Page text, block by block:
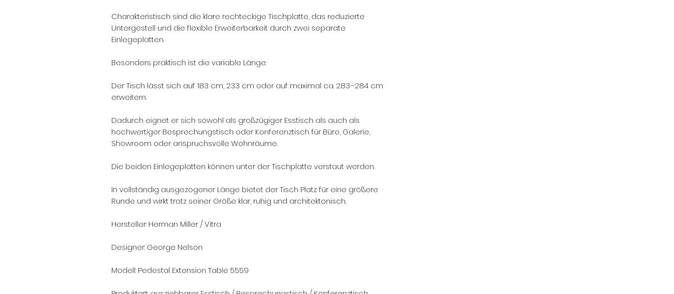
Charakteristisch sind die klare rechteckige Tischplatte, das reduzierte
Untergestell und die flexible Erweiterbarkeit durch zwei separate
Einlegeplatten.
Besonders praktisch ist die variable Länge:
Der Tisch lässt sich auf 183 cm, 233 cm oder auf maximal ca. 283–284 cm
erweitern.
Dadurch eignet er sich sowohl als großzügiger Esstisch als auch als
hochwertiger Besprechungstisch oder Konferenztisch für Büro, Galerie,
Showroom oder anspruchsvolle Wohnräume.
Die beiden Einlegeplatten können unter der Tischplatte verstaut werden.
In vollständig ausgezogener Länge bietet der Tisch Platz für eine größere
Runde und wirkt trotz seiner Größe klar, ruhig und architektonisch.
Hersteller: Herman Miller / Vitra
Designer: George Nelson
Modell: Pedestal Extension Table 5559